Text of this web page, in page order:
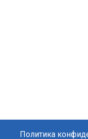
Политика